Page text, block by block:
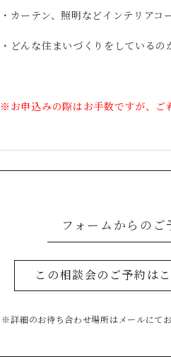
・カーテン、照明などインテリアコ
・どんな住まいづくりをしているの
※お申込みの際はお手数ですが、ご
フォームからのご
この相談会のご予約は
※詳細のお待ち合わせ場所はメールにて